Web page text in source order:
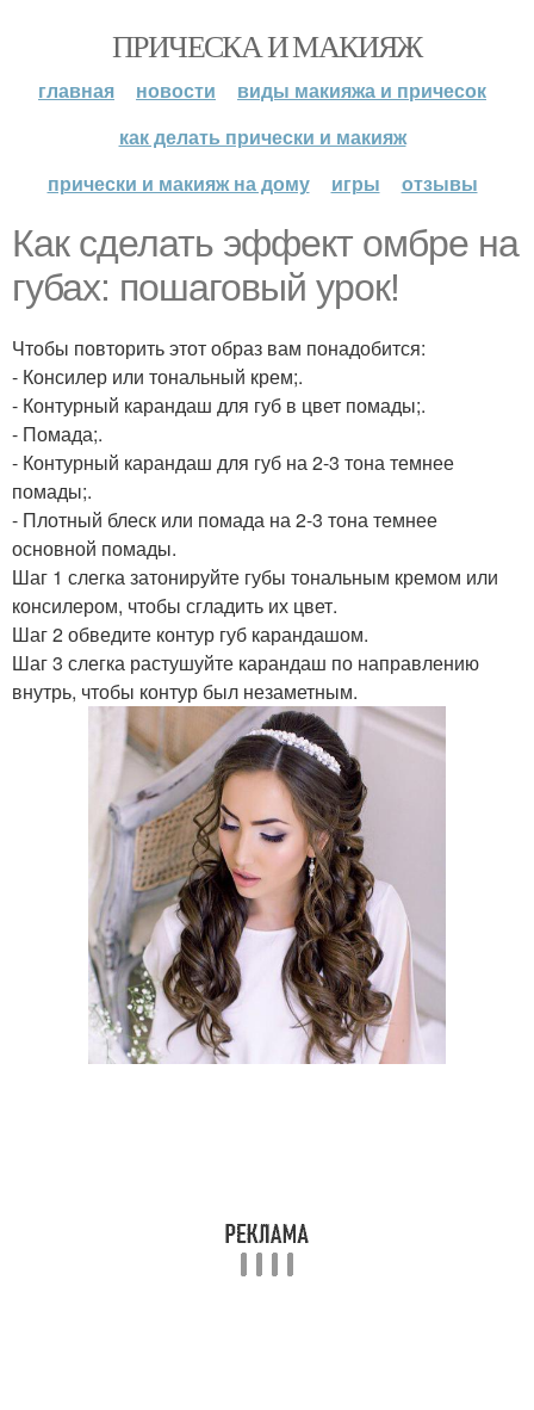
ПРИЧЕСКА И МАКИЯЖ
главная новости
виды макияжа и причесок
как делать прически и макияж
прически и макияж на дому
игры отзывы
Как сделать эффект омбре на
губах: пошаговый урок!
Чтобы повторить этот образ вам понадобится:
- Консилер или тональный крем;.
- Контурный карандаш для губ в цвет помады;.
- Помада;.
- Контурный карандаш для губ на 2-3 тона темнее
помады;.
- Плотный блеск или помада на 2-3 тона темнее
основной помады.
Шаг 1 слегка затонируйте губы тональным кремом или
консилером, чтобы сгладить их цвет.
Шаг 2 обведите контур губ карандашом.
Шаг 3 слегка растушуйте карандаш по направлению
внутрь, чтобы контур был незаметным.